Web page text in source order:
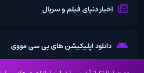
اخبار دنیای فیلم و سریال
دانلود اپلیکیشن های بی سی مووی